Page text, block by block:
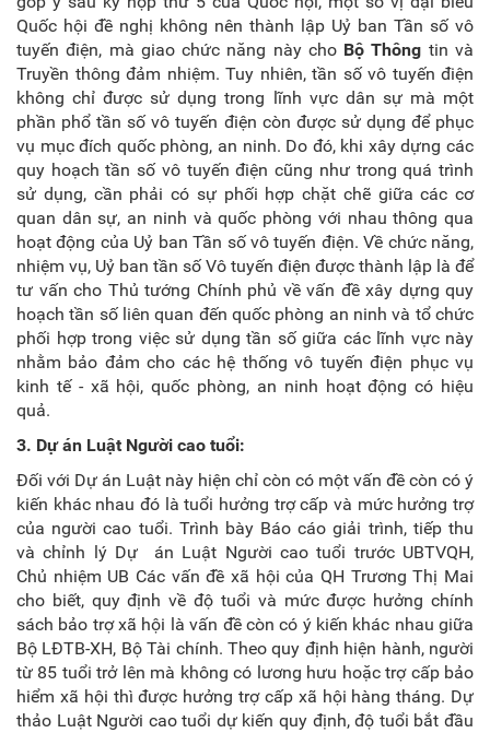
Quốc hội đề nghị không nên thành lập Uỷ ban Tần số vô
tuyến điện, mà giao chức năng này cho Bộ Thông tin và
Truyền thông đảm nhiệm. Tuy nhiên, tần số vô tuyến điện
không chỉ được sử dụng trong lĩnh vực dân sự mà một
phần phổ tần số vô tuyến điện còn được sử dụng để phục
vụ mục đích quốc phòng, an ninh. Do đó, khi xây dựng các
quy hoạch tần số vô tuyến điện cũng như trong quá trình
sử dụng, cần phải có sự phối hợp chặt chẽ giữa các cơ
quan dân sự, an ninh và quốc phòng với nhau thông qua
hoạt động của Uỷ ban Tần số vô tuyến điện. Về chức năng,
nhiệm vụ, Uỷ ban tần số Vô tuyến điện được thành lập là để
tư vấn cho Thủ tướng Chính phủ về vấn đề xây dựng quy
hoạch tần số liên quan đến quốc phòng an ninh và tổ chức
phối hợp trong việc sử dụng tần số giữa các lĩnh vực này
nhằm bảo đảm cho các hệ thống vô tuyến điện phục vụ
kinh tế - xã hội, quốc phòng, an ninh hoạt động có hiệu
quả.
3. Dự án Luật Người cao tuổi:
Đối với Dự án Luật này hiện chỉ còn có một vấn đề còn có ý
kiến khác nhau đó là tuổi hưởng trợ cấp và mức hưởng trợ
của người cao tuổi. Trình bày Báo cáo giải trình, tiếp thu
và chỉnh lý Dự án Luật Người cao tuổi trước UBTVQH,
Chủ nhiệm UB Các vấn đề xã hội của QH Trương Thị Mai
cho biết, quy định về độ tuổi và mức được hưởng chính
sách bảo trợ xã hội là vấn đề còn có ý kiến khác nhau giữa
Bộ LĐTB-XH, Bộ Tài chính. Theo quy định hiện hành, người
từ 85 tuổi trở lên mà không có lương hưu hoặc trợ cấp bảo
hiểm xã hội thì được hưởng trợ cấp xã hội hàng tháng. Dự
thảo Luật Người cao tuổi dự kiến quy định, độ tuổi bắt đầu